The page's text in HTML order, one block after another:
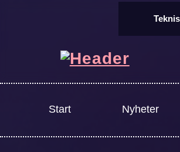
Start Nyheter